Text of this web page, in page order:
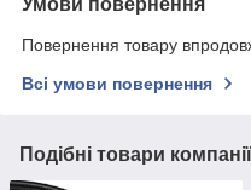
Умови повернення
Повернення товару
Всі умови повернення
Подібні товари компанії